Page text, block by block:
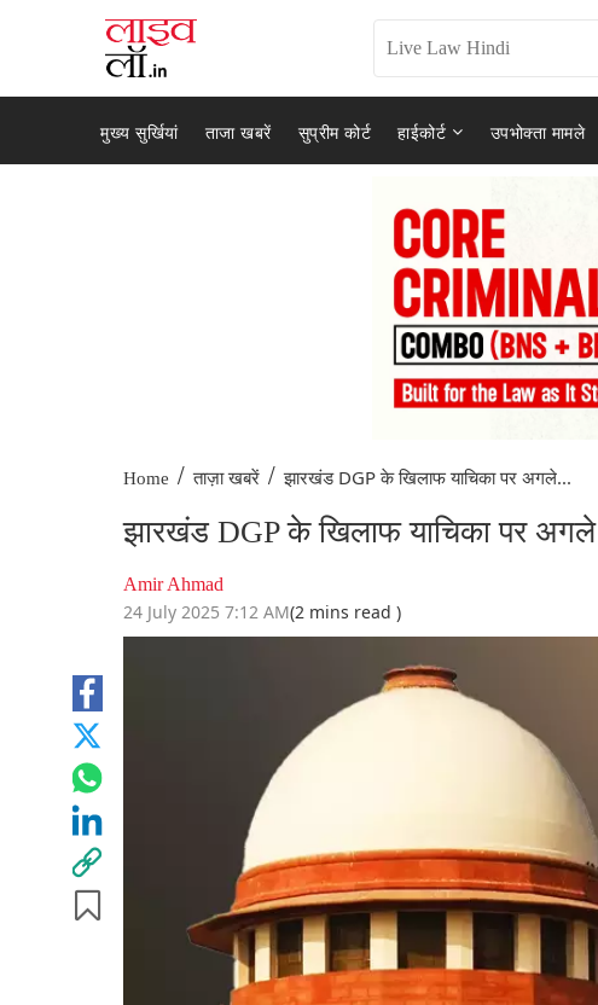
मुख्य सुर्खियां ताजा खबरें सुप्रीम कोर्ट हाईकोर्ट उपभोक्ता मामले
Home / ताज़ा खबरें / झारखंड DGP के खिलाफ याचिका पर अगले...
झारखंड DGP के खिलाफ याचिका पर अगले
Amir Ahmad
24 July 2025 7:12 AM(2 mins read )